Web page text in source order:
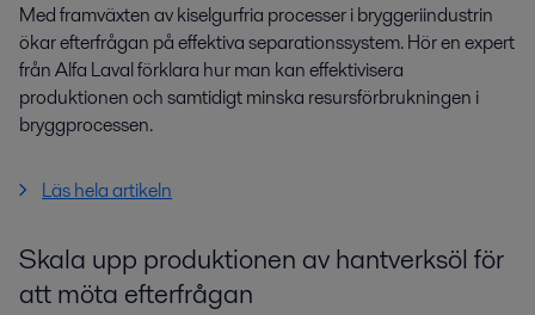
Med framväxten av kiselgurfria processer i bryggeriindustrin
ökar efterfrågan på effektiva separationssystem. Hör en expert
från Alfa Laval förklara hur man kan effektivisera
produktionen och samtidigt minska resursförbrukningen i
bryggprocessen.
Läs hela artikeln
Skala upp produktionen av hantverksöl för
att möta efterfrågan